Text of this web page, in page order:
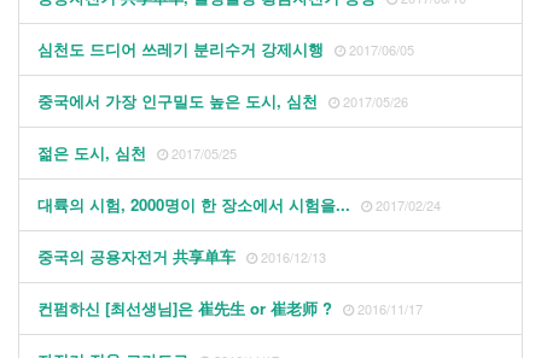
심천도 드디어 쓰레기 분리수거 강제시행 2017/06/05
중국에서 가장 인구밀도 높은 도시, 심천 2017/05/26
젊은 도시, 심천 2017/05/25
대륙의 시험, 2000명이 한 장소에서 시험을... 2017/02/24
중국의 공용자전거 共享单车 2016/12/13
컨펌하신 [최선생님]은 崔先生 or 崔老师 ? 2016/11/17